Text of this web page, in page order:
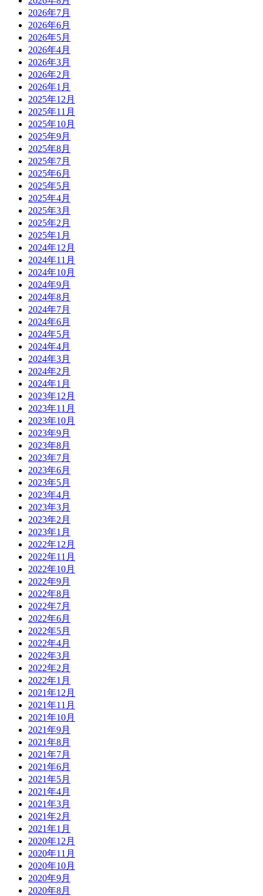
2026年7月
2026年6月
2026年5月
2026年4月
2026年3月
2026年2月
2026年1月
2025年12月
2025年11月
2025年10月
2025年9月
2025年8月
2025年7月
2025年6月
2025年5月
2025年4月
2025年3月
2025年2月
2025年1月
2024年12月
2024年11月
2024年10月
2024年9月
2024年8月
2024年7月
2024年6月
2024年5月
2024年4月
2024年3月
2024年2月
2024年1月
2023年12月
2023年11月
2023年10月
2023年9月
2023年8月
2023年7月
2023年6月
2023年5月
2023年4月
2023年3月
2023年2月
2023年1月
2022年12月
2022年11月
2022年10月
2022年9月
2022年8月
2022年7月
2022年6月
2022年5月
2022年4月
2022年3月
2022年2月
2022年1月
2021年12月
2021年11月
2021年10月
2021年9月
2021年8月
2021年7月
2021年6月
2021年5月
2021年4月
2021年3月
2021年2月
2021年1月
2020年12月
2020年11月
2020年10月
2020年9月
2020年8月